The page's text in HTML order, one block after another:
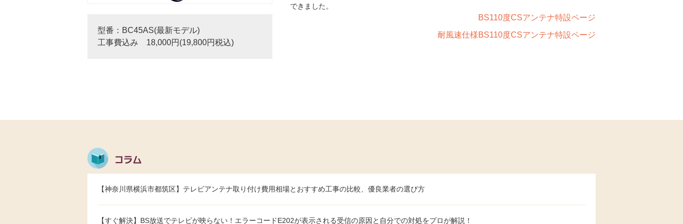
型番：BC45AS(最新モデル)
工事費込み 18,000円(19,800円税込)
できました。
BS110度CSアンテナ特設ページ
耐風速仕様BS110度CSアンテナ特設ページ
【神奈川県横浜市都筑区】テレビアンテナ取り付け費用相場とおすすめ工事の比較、優良業者の選び方
【すぐ解決】BS放送でテレビが映らない！エラーコードE202が表示される受信の原因と自分での対処をプロが解説！